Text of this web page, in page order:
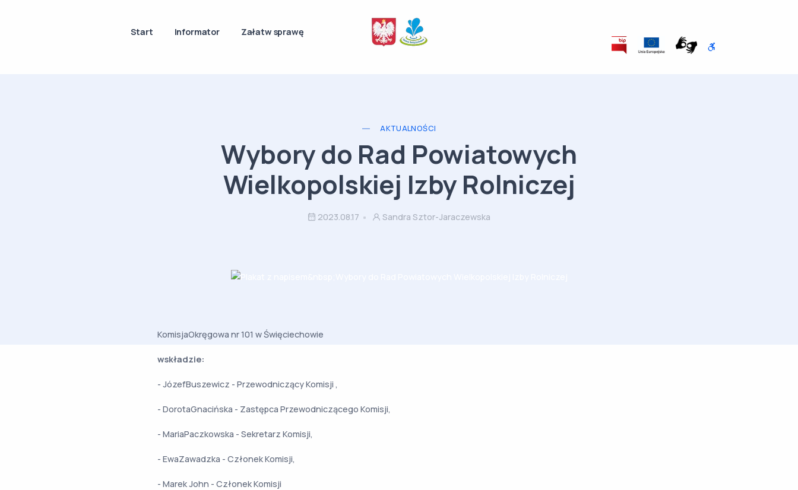
Start Informator Załatw sprawę
AKTUALNOŚCI
Wybory do Rad Powiatowych
Wielkopolskiej Izby Rolniczej
2023.08.17 Sandra Sztor-Jaraczewska
KomisjaOkręgowa nr 101 w Święciechowie
wskładzie:
- JózefBuszewicz - Przewodniczący Komisji ,
- DorotaGnacińska - Zastępca Przewodniczącego Komisji,
- MariaPaczkowska - Sekretarz Komisji,
- EwaZawadzka - Członek Komisji,
- Marek John - Członek Komisji